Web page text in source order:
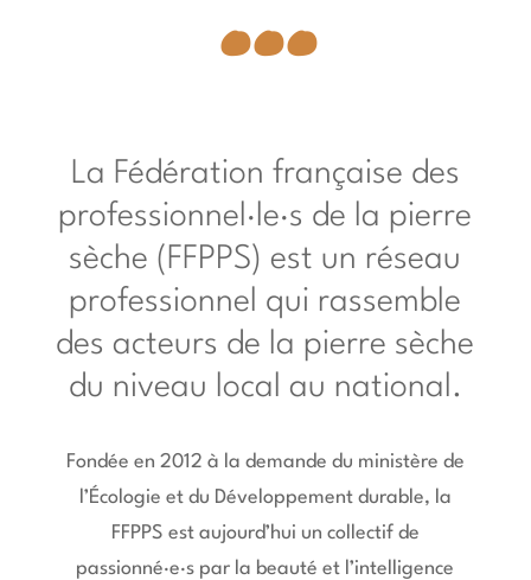
La Fédération française des
professionnel·le·s de la pierre
sèche (FFPPS) est un réseau
professionnel qui rassemble
des acteurs de la pierre sèche
du niveau local au national.
Fondée en 2012 à la demande du ministère de
l’Écologie et du Développement durable, la
FFPPS est aujourd’hui un collectif de
passionné·e·s par la beauté et l’intelligence